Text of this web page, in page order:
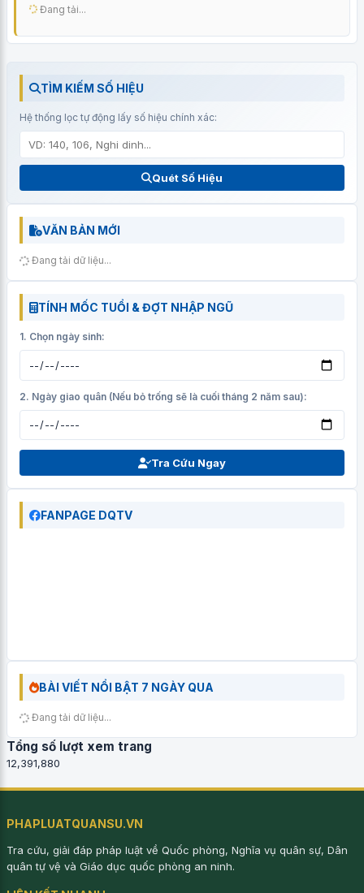
Đang tải...
TÌM KIẾM SỐ HIỆU
Hệ thống lọc tự động lấy số hiệu chính xác:
Quét Số Hiệu
VĂN BẢN MỚI
Đang tải dữ liệu...
TÍNH MỐC TUỔI & ĐỢT NHẬP NGŨ
1. Chọn ngày sinh:
2. Ngày giao quân (Nếu bỏ trống sẽ là cuối tháng 2 năm sau):
Tra Cứu Ngay
FANPAGE DQTV
BÀI VIẾT NỔI BẬT 7 NGÀY QUA
Đang tải dữ liệu...
Tổng số lượt xem trang
12,391,880
PHAPLUATQUANSU.VN
Tra cứu, giải đáp pháp luật về Quốc phòng, Nghĩa vụ quân sự, Dân
quân tự vệ và Giáo dục quốc phòng an ninh.